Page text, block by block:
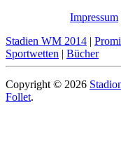
Impressum
Stadien WM 2014 |
Sportwetten | Bücher
Copyright © 2026
Follet.